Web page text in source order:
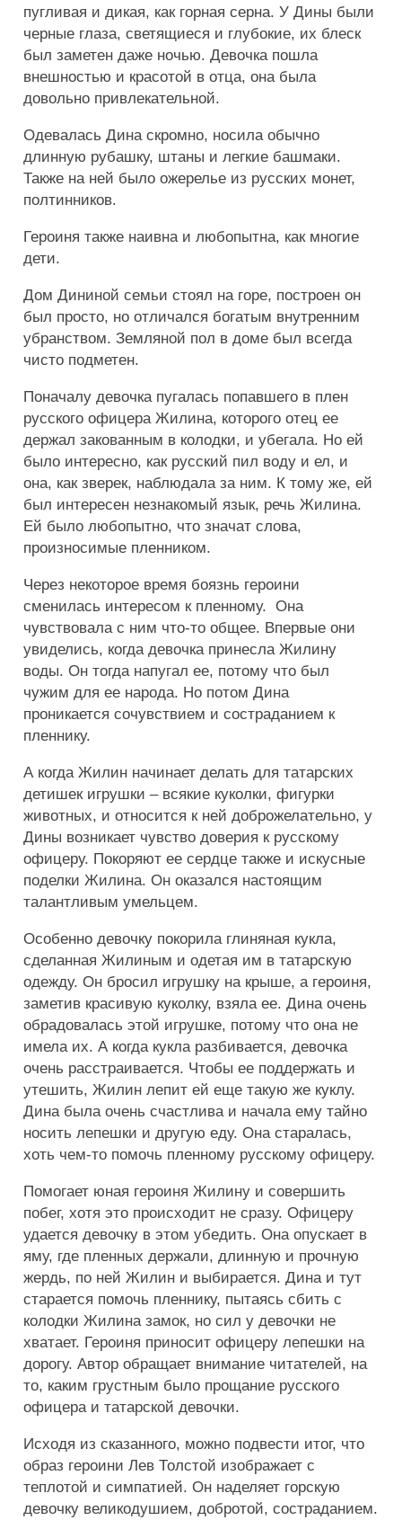
пугливая и дикая, как горная серна. У Дины были
черные глаза, светящиеся и глубокие, их блеск
был заметен даже ночью. Девочка пошла
внешностью и красотой в отца, она была
довольно привлекательной.
Одевалась Дина скромно, носила обычно
длинную рубашку, штаны и легкие башмаки.
Также на ней было ожерелье из русских монет,
полтинников.
Героиня также наивна и любопытна, как многие
дети.
Дом Дининой семьи стоял на горе, построен он
был просто, но отличался богатым внутренним
убранством. Земляной пол в доме был всегда
чисто подметен.
Поначалу девочка пугалась попавшего в плен
русского офицера Жилина, которого отец ее
держал закованным в колодки, и убегала. Но ей
было интересно, как русский пил воду и ел, и
она, как зверек, наблюдала за ним. К тому же, ей
был интересен незнакомый язык, речь Жилина.
Ей было любопытно, что значат слова,
произносимые пленником.
Через некоторое время боязнь героини
сменилась интересом к пленному. Она
чувствовала с ним что-то общее. Впервые они
увиделись, когда девочка принесла Жилину
воды. Он тогда напугал ее, потому что был
чужим для ее народа. Но потом Дина
проникается сочувствием и состраданием к
пленнику.
А когда Жилин начинает делать для татарских
детишек игрушки – всякие куколки, фигурки
животных, и относится к ней доброжелательно, у
Дины возникает чувство доверия к русскому
офицеру. Покоряют ее сердце также и искусные
поделки Жилина. Он оказался настоящим
талантливым умельцем.
Особенно девочку покорила глиняная кукла,
сделанная Жилиным и одетая им в татарскую
одежду. Он бросил игрушку на крыше, а героиня,
заметив красивую куколку, взяла ее. Дина очень
обрадовалась этой игрушке, потому что она не
имела их. А когда кукла разбивается, девочка
очень расстраивается. Чтобы ее поддержать и
утешить, Жилин лепит ей еще такую же куклу.
Дина была очень счастлива и начала ему тайно
носить лепешки и другую еду. Она старалась,
хоть чем-то помочь пленному русскому офицеру.
Помогает юная героиня Жилину и совершить
побег, хотя это происходит не сразу. Офицеру
удается девочку в этом убедить. Она опускает в
яму, где пленных держали, длинную и прочную
жердь, по ней Жилин и выбирается. Дина и тут
старается помочь пленнику, пытаясь сбить с
колодки Жилина замок, но сил у девочки не
хватает. Героиня приносит офицеру лепешки на
дорогу. Автор обращает внимание читателей, на
то, каким грустным было прощание русского
офицера и татарской девочки.
Исходя из сказанного, можно подвести итог, что
образ героини Лев Толстой изображает с
теплотой и симпатией. Он наделяет горскую
девочку великодушием, добротой, состраданием.